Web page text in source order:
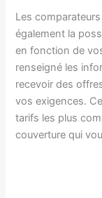
Les
également la
en fonction de
renseigné les
recevoir des
vos exigences.
tarifs les plus
couverture qui